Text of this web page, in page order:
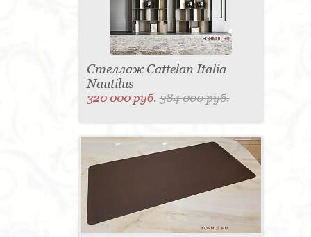
Стеллаж Cattelan Italia
Nautilus
320 000 руб.384 000 руб.